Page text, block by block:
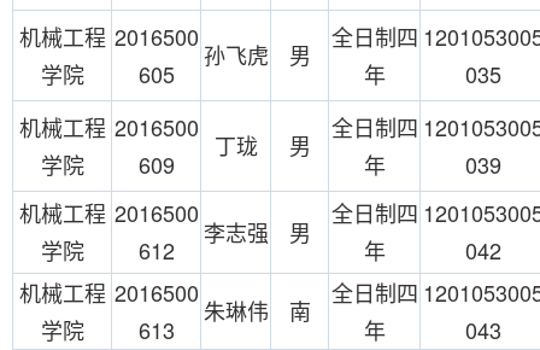
机械工程
学院
2016500
605
孙飞虎 男
全日制四
年
035
机械工程
学院
2016500
609
丁珑 男
全日制四
年
039
机械工程
学院
2016500
612
李志强 男
全日制四
年
042
机械工程
学院
2016500
613
朱琳伟 南
全日制四
年
043